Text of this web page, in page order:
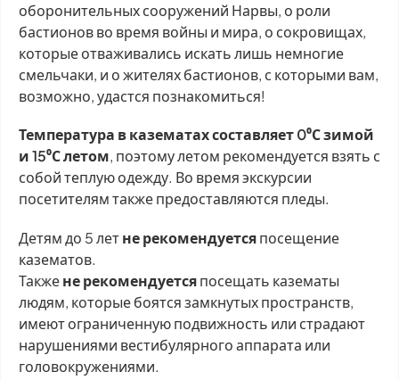
оборонительных сооружений Нарвы, о роли
бастионов во время войны и мира, о сокровищах,
которые отваживались искать лишь немногие
смельчаки, и о жителях бастионов, с которыми вам,
возможно, удастся познакомиться!
Температура в казематах составляет 0⁰С зимой
и 15⁰С летом, поэтому летом рекомендуется взять с
собой теплую одежду. Во время экскурсии
посетителям также предоставляются пледы.
Детям до 5 летне рекомендуетсяпосещение
казематов.
Такжене рекомендуетсяпосещать казематы
людям, которые боятся замкнутых пространств,
имеют ограниченную подвижность или страдают
нарушениями вестибулярного аппарата или
головокружениями.